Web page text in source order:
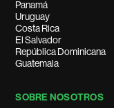
Panamá
Uruguay
Costa Rica
El Salvador
República Dominicana
Guatemala
SOBRE NOSOTROS